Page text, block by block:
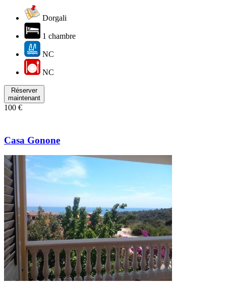
Dorgali
1 chambre
NC
NC
Réserver
maintenant
100 €
Casa Gonone